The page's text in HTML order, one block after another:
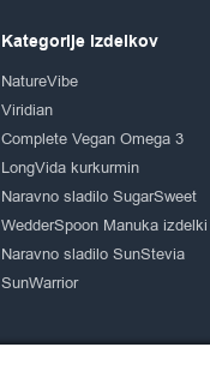
Kategorije izdelkov
NatureVibe
Viridian
Complete Vegan Omega 3
LongVida kurkurmin
Naravno sladilo SugarSweet
WedderSpoon Manuka izdelki
Naravno sladilo SunStevia
SunWarrior